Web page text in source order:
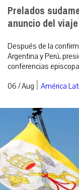
Prelados
anuncio del
Después de la
Argentina y Perú,
conferencias
06 / Aug | América